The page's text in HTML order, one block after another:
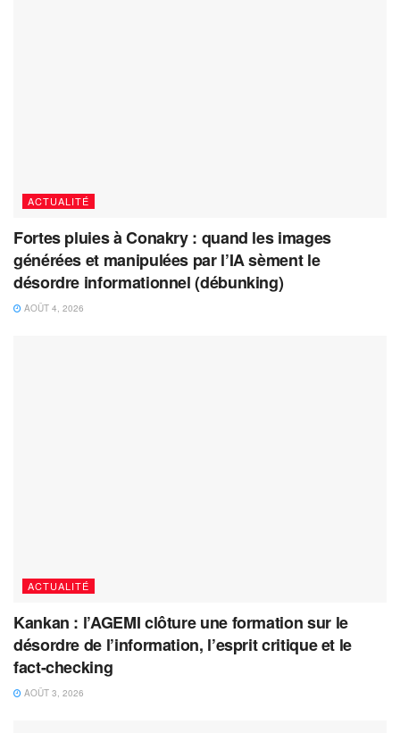
ACTUALITÉ
Fortes pluies à Conakry : quand les images
générées et manipulées par l’IA sèment le
désordre informationnel (débunking)
AOÛT 4, 2026
ACTUALITÉ
Kankan : l’AGEMI clôture une formation sur le
désordre de l’information, l’esprit critique et le
fact-checking
AOÛT 3, 2026